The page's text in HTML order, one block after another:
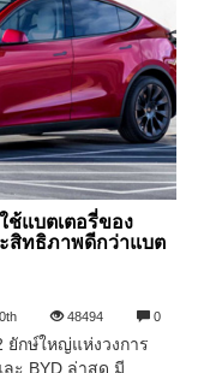
ช้แบตเตอรี่ของ
สิทธิภาพดีกว่าแบต
48494 0
ยักษ์ใหญ่แห่งวงการ
ะ BYD ล่าสุด มี